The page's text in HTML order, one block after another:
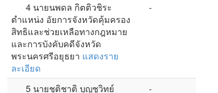
4 นายนพดล กิตติวชิระ
ตำแหน่ง อัยการจังหวัดคุ้มครอง
สิทธิและช่วยเหลือทางกฎหมาย
และการบังคับคดีจังหวัด
พระนครศรีอยุธยา แสดงราย
ละเอียด
-
5 นายชุติชาติ บุญชูวิทย์
-